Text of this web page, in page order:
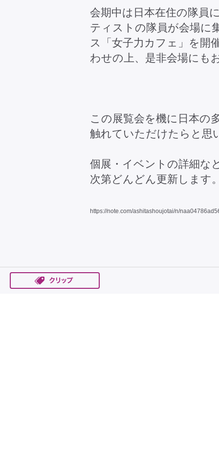
会期中は日本在住の隊員
ティストの隊員が会場に
ス「女子力カフェ」を開
わせの上、是非会場にも
この展覧会を機に日本の
触れていただけたらと思
個展・イベントの詳細な
次第どんどん更新します
https://note.com/ashitashoujotai/n/